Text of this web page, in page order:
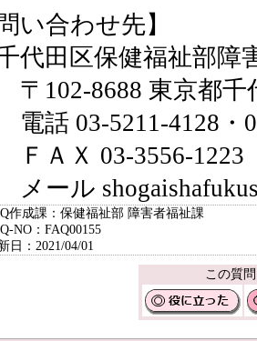
問い合わせ先】
代田区保健福祉部障
102-8688 東京都千
話 03-5211-4128・
ＡＸ 03-3556-1223
ール
作成課：保健福祉部 障害者福祉課
NO：FAQ00155
日：2021/04/01
この質